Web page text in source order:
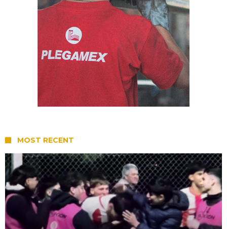
MOST RECENT